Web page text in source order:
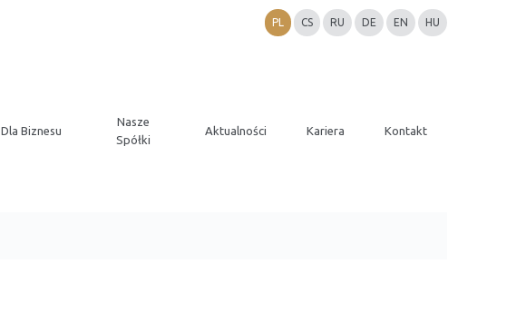
PL CS RU DE EN HU
Dla Biznesu
Nasze
Spółki
Aktualności Kariera Kontakt